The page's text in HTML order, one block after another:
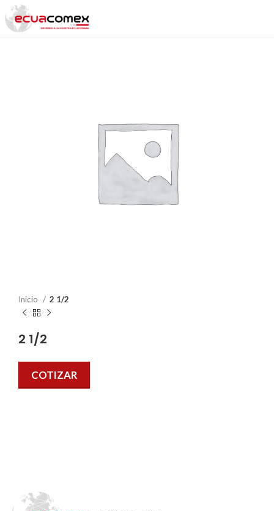
Inicio 2 1/2
2 1/2
COTIZAR